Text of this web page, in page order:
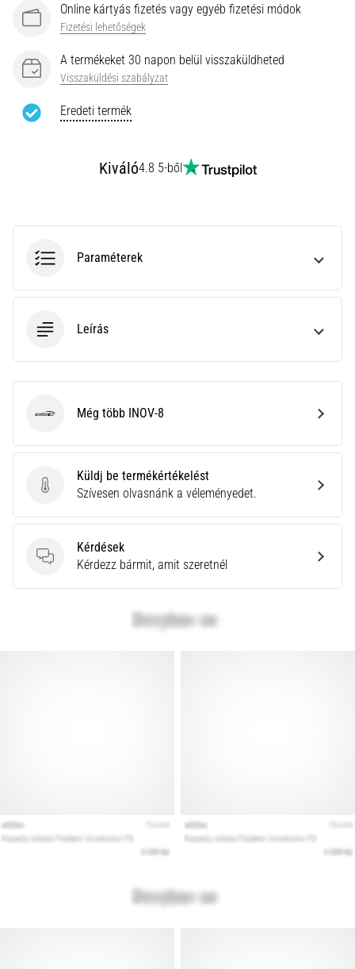
szalag
szindróma
egy
gyakori
egészségügyi
Minden cikk
Online kártyás fizetés vagy egyéb fizetési módok
Fizetési lehetőségek
A termékeket 30 napon belül visszaküldheted
Visszaküldési szabályzat
Eredeti termék
Kiváló4.8 5-ből
Paraméterek
Leírás
Küldj be termékértékelést
Küldj be termékértékelést
Szívesen olvasnánk a véleményedet.
Kérdések
Kérdések
Kérdezz bármit, amit szeretnél
INOV-8Még több INOV-8